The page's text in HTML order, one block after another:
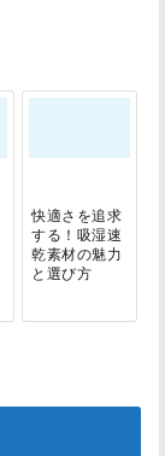
快適さを追求
する！吸湿速
乾素材の魅力
と選び方